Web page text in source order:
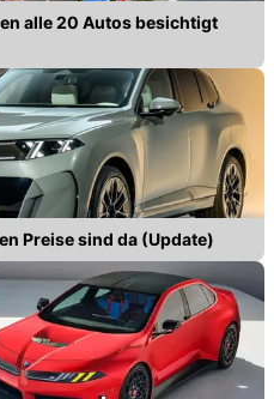
alle 20 Autos besichtigt
Preise sind da (Update)